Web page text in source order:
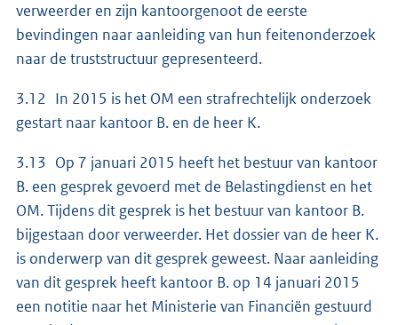
verweerder en zijn kantoorgenoot de eerste
bevindingen naar aanleiding van hun feitenonderzoek
naar de truststructuur gepresenteerd.
3.12 In 2015 is het OM een strafrechtelijk onderzoek
gestart naar kantoor B. en de heer K.
3.13 Op 7 januari 2015 heeft het bestuur van kantoor
B. een gesprek gevoerd met de Belastingdienst en het
OM. Tijdens dit gesprek is het bestuur van kantoor B.
bijgestaan door verweerder. Het dossier van de heer K.
is onderwerp van dit gesprek geweest. Naar aanleiding
van dit gesprek heeft kantoor B. op 14 januari 2015
een notitie naar het Ministerie van Financiën gestuurd